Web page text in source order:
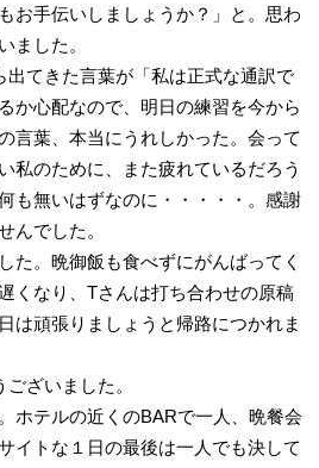
お手伝いしましょうか？」と。思わ
ました。
出てきた言葉が「私は正式な通訳で
か心配なので、明日の練習を今から
言葉、本当にうれしかった。会って
私のために、また疲れているだろう
も無いはずなのに・・・・・。感謝
んでした。
た。晩御飯も食べずにがんばってく
くなり、Tさんは打ち合わせの原稿
は頑張りましょうと帰路につかれま
ざいました。
ホテルの近くのBARで一人、晩餐会
イトな１日の最後は一人でも決して